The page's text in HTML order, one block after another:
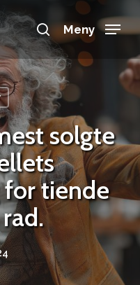
search
Meny
solgte
tiende
Menu